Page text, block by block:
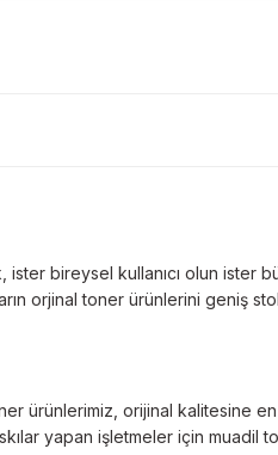
ister bireysel kullanıcı olun ister
orjinal toner ürünlerini geniş
ürünlerimiz, orijinal kalitesine en
yapan işletmeler için muadil